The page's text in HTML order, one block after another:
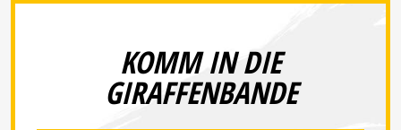
KOMM IN DIE
GIRAFFENBANDE